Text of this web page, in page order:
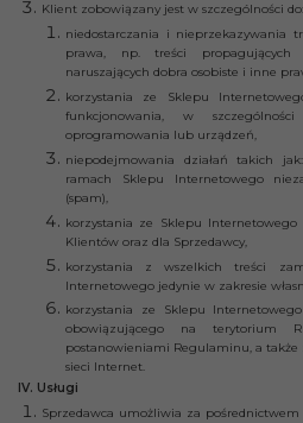
Klient zobowiązany jest w szczególności do:
niedostarczania i nieprzekazywania
prawa, np. treści propagujących
naruszających dobra osobiste i inne
korzystania ze Sklepu
funkcjonowania, w
oprogramowania lub urządzeń,
niepodejmowania działań takich
ramach Sklepu Internetowego
(spam),
korzystania ze Sklepu
Klientów oraz dla Sprzedawcy,
korzystania z wszelkich treści
Internetowego jedynie w zakresie
korzystania ze Sklepu
obowiązującego na terytorium
postanowieniami Regulaminu, a
sieci Internet.
IV. Usługi
Sprzedawca umożliwia za